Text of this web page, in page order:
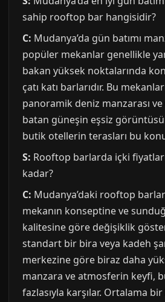
sahip rooftop bar hangisidir?
C: Mudanya’da gün batımı
popüler mekanlar genellikle
bakan yüksek noktalarında
çatı katı barlarıdır. Bu
panoramik deniz manzarası
batan güneşin eşsiz
butik otellerin terasları bu
S: Rooftop barlarda içki
kadar?
C: Mudanya’daki rooftop
mekanın konseptine ve
kalitesine göre değişiklik
standart bir bira veya kadeh
merkezine göre biraz daha
manzara ve atmosferin keyfi,
fazlasıyla karşılar. Ortalama